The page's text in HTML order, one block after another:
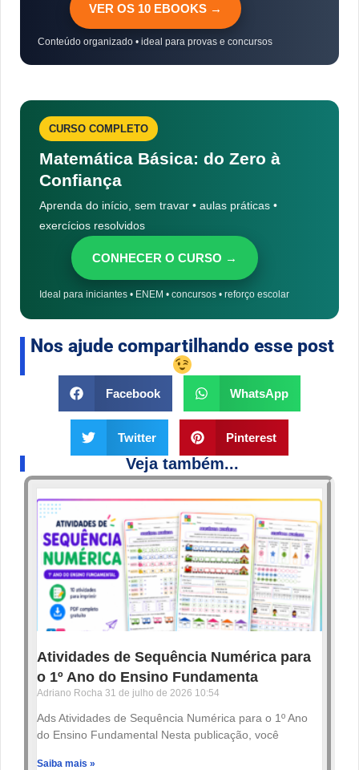
VER OS 10 EBOOKS →
Conteúdo organizado • ideal para provas e concursos
CURSO COMPLETO
Matemática Básica: do Zero à
Confiança
Aprenda do início, sem travar • aulas práticas •
exercícios resolvidos
CONHECER O CURSO →
Ideal para iniciantes • ENEM • concursos • reforço escolar
Nos ajude compartilhando esse post
Facebook WhatsApp
Twitter Pinterest
Veja também...
Atividades de Sequência Numérica para
o 1º Ano do Ensino Fundamenta
Adriano Rocha 31 de julho de 2026 10:54
Ads Atividades de Sequência Numérica para o 1º Ano
do Ensino Fundamental Nesta publicação, você
Saiba mais »